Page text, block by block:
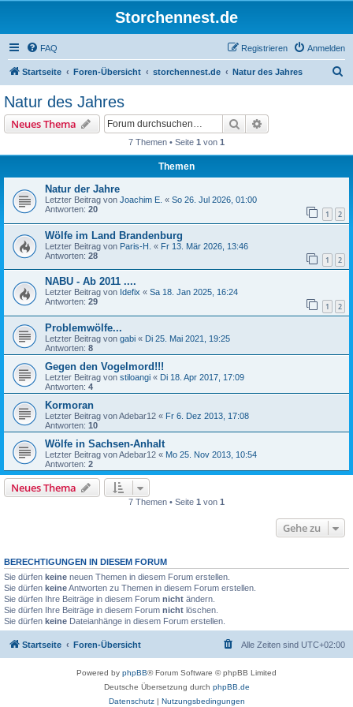
Storchennest.de
FAQ Anmelden
Registrieren
Startseite Foren-Übersicht storchennest.de Natur des Jahres
Natur des Jahres
Neues Thema Suche
7 Themen • Seite 1 von 1
Themen
Natur der Jahre
Letzter Beitrag von Joachim E. « So 26. Jul 2026, 01:00
Antworten: 20 1 2
Wölfe im Land Brandenburg
Letzter Beitrag von Paris-H. « Fr 13. Mär 2026, 13:46
Antworten: 28 1 2
NABU - Ab 2011 ....
Letzter Beitrag von Idefix « Sa 18. Jan 2025, 16:24
Antworten: 29 1 2
Problemwölfe...
Letzter Beitrag von gabi « Di 25. Mai 2021, 19:25
Antworten: 8
Gegen den Vogelmord!!!
Letzter Beitrag von stiloangi « Di 18. Apr 2017, 17:09
Antworten: 4
Kormoran
Letzter Beitrag vonAdebar12 « Fr 6. Dez 2013, 17:08
Antworten: 10
Wölfe in Sachsen-Anhalt
Letzter Beitrag vonAdebar12 « Mo 25. Nov 2013, 10:54
Antworten: 2
Neues Thema
7 Themen • Seite 1 von 1
Gehe zu
BERECHTIGUNGEN IN DIESEM FORUM
Sie dürfen keine neuen Themen in diesem Forum erstellen.
Sie dürfen keineAntworten zu Themen in diesem Forum erstellen.
Sie dürfen Ihre Beiträge in diesem Forum nicht ändern.
Sie dürfen Ihre Beiträge in diesem Forum nicht löschen.
Sie dürfen keine Dateianhänge in diesem Forum erstellen.
Startseite Foren-Übersicht Alle Zeiten sind UTC+02:00
Powered by phpBB® Forum Software © phpBB Limited
Deutsche Übersetzung durch phpBB.de
Datenschutz| Nutzungsbedingungen